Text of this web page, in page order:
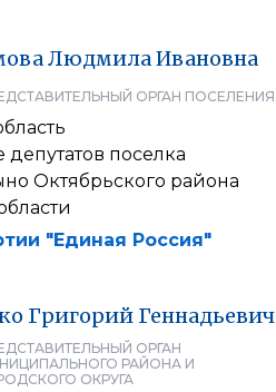
ЛюдмилаИвановна
ОРГАН ПОСЕЛЕНИЯ
поселка
Октябрьского района
"Единая Россия"
Григорий Геннадьевич
ОРГАН
РАЙОНА И
ОКРУГА